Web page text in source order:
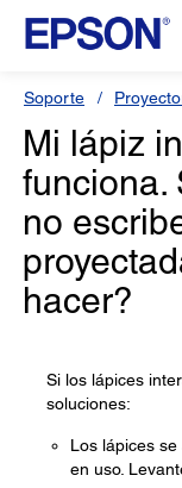
Soporte
Mi lápiz
funciona.
no
hacer?
Si los lápices
soluciones:
Los lápices
en uso.